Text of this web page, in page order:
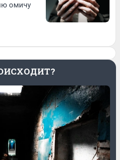
омичу